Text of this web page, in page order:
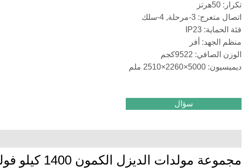
تكرار: 50هرتز
اتصال متعرج: 3-مرحلة, 4-سلك
فئة الحماية: IP23
منظم الجهد: أفر
الوزن الصافي: 9522كجم
ديميسيون: 5000×2260×2510 ملم
سؤال
مجموعة مولدات الديزل الكمون 1400 كيلو فولت أمبير